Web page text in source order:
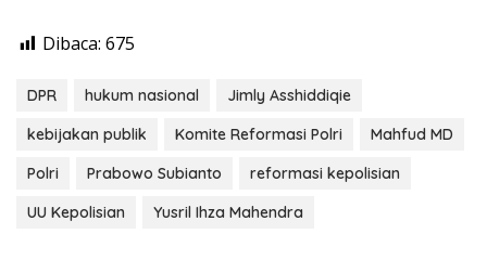
Dibaca: 675
DPR hukum nasional
Jimly Asshiddiqie
kebijakan publik
Komite Reformasi Polri
Mahfud MD
Polri
Prabowo Subianto
reformasi kepolisian
UU Kepolisian
Yusril Ihza Mahendra